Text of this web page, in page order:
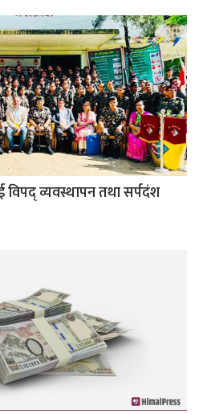
विपद् व्यवस्थापन तथा सर्पदंश